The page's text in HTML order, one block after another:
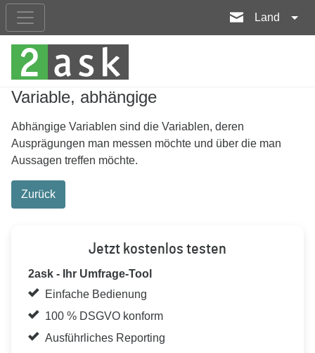
Land
Variable, abhängige
Abhängige Variablen sind die Variablen, deren
Ausprägungen man messen möchte und über die man
Aussagen treffen möchte.
Zurück
Jetzt kostenlos testen
2ask - Ihr Umfrage-Tool
Einfache Bedienung
100 % DSGVO konform
Ausführliches Reporting